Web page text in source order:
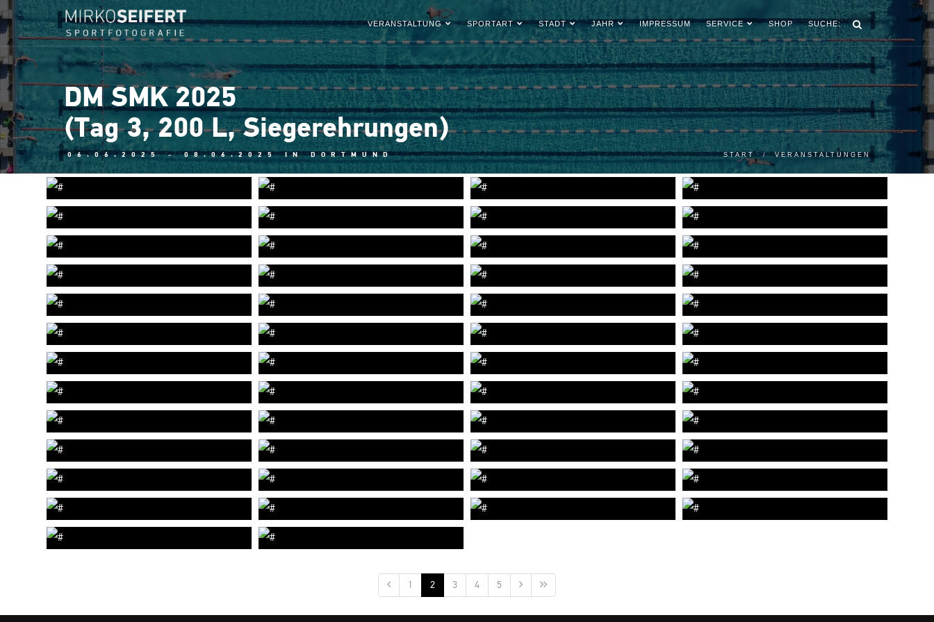
VERANSTALTUNG SPORTART STADT JAHR IMPRESSUM SERVICE SHOP SUCHE:
DM SMK 2025
(Tag 3, 200 L, Siegerehrungen)
06.06.2025 - 08.06.2025 IN DORTMUND START VERANSTALTUNGEN
1 2 3 4 5